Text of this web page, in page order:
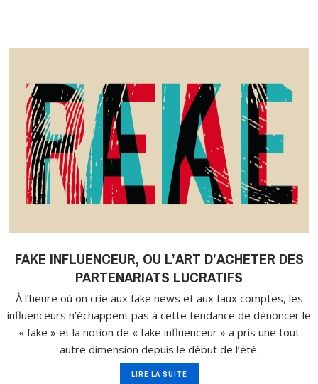
FAKE INFLUENCEUR, OU L’ART D’ACHETER DES
PARTENARIATS LUCRATIFS
À l’heure où on crie aux fake news et aux faux comptes, les
influenceurs n’échappent pas à cette tendance de dénoncer le
« fake » et la notion de « fake influenceur » a pris une tout
autre dimension depuis le début de l’été.
LIRE LA SUITE